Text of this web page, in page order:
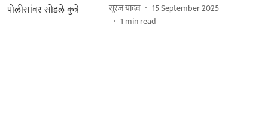
सूरज यादव
15 September 2025
1 min read